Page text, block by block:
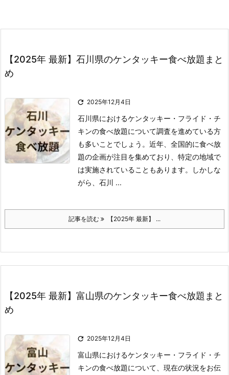
【2025年 最新】石川県のケンタッキー食べ放題まと
め
 2025年12月4日
石川県におけるケンタッキー・フライド・チ
キンの食べ放題について調査を進めている方
も多いことでしょう。 近年、全国的に食べ放
題の企画が注目を集めており、特定の地域で
は実施されていることもあります。
しかしな
がら、石川 ...
記事を読む 【2025年 最新】 ...
【2025年 最新】富山県のケンタッキー食べ放題まと
め
 2025年12月4日
富山県におけるケンタッキー・フライド・チ
キンの食べ放題について、現在の状況をお伝